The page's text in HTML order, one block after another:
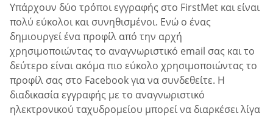
Υπάρχουν δύο τρόποι εγγραφής στο FirstMet και είναι
πολύ εύκολοι και συνηθισμένοι. Ενώ ο ένας
δημιουργεί ένα προφίλ από την αρχή
χρησιμοποιώντας το αναγνωριστικό email σας και το
δεύτερο είναι ακόμα πιο εύκολο χρησιμοποιώντας το
προφίλ σας στο Facebook για να συνδεθείτε. Η
διαδικασία εγγραφής με το αναγνωριστικό
ηλεκτρονικού ταχυδρομείου μπορεί να διαρκέσει λίγα